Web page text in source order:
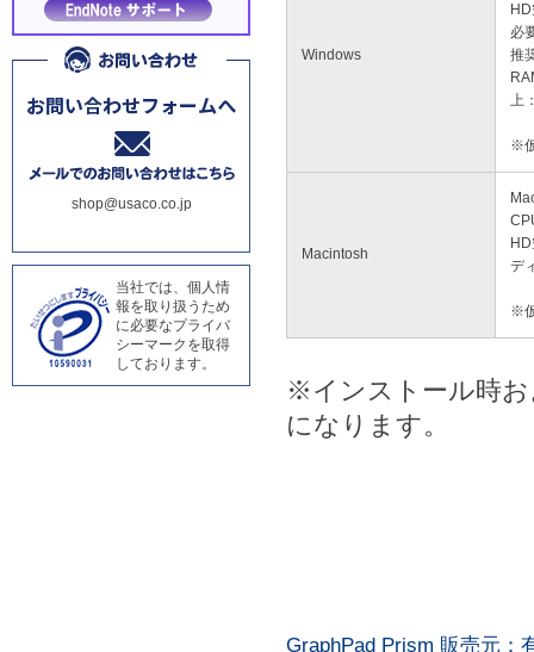
Windows
必
推
上
※
Macintosh
デ
※
※インストール時お
になります。
GraphPad Prism 販売元：
shop@usaco.co.jp
当社では、個人情
報を取り扱うため
に必要なプライバ
シーマークを取得
しております。